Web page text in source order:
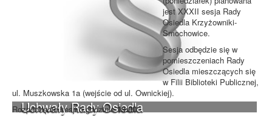
Uchwały Rady Osiedla
jest XXXII sesja Rady
Osiedla Krzyżowniki-
Smochowice.
Sesja odbędzie się w
pomieszczeniach Rady
Osiedla mieszczących się
w Filii Biblioteki Publicznej,
ul. Muszkowska 1a (wejście od ul. Ownickiej).
Rozpoczęcie sesji o godzinie19:00.